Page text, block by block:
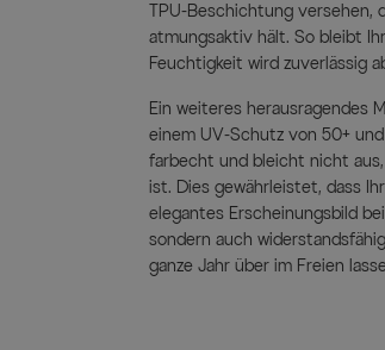
TPU-Beschichtung versehen,
atmungsaktiv hält. So bleibt
Feuchtigkeit wird zuverlässig
Ein weiteres herausragendes
einem UV-Schutz von 50+
farbecht und bleicht nicht
ist. Dies gewährleistet, dass
elegantes Erscheinungsbild
sondern auch
ganze Jahr über im Freien
Für eine sichere Befestigung
Diese durchdachte